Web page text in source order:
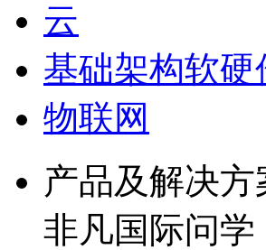
云
基础架构软硬
物联网
产品及解决方
非凡国际问学